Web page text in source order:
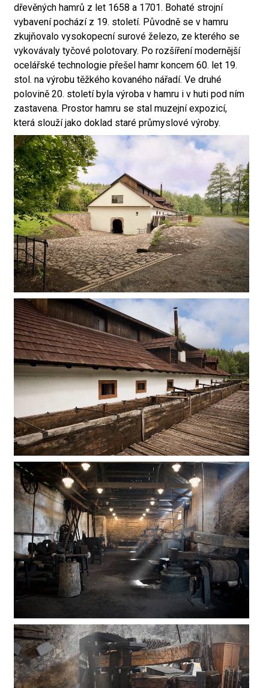
dřevěných hamrů z let 1658 a 1701. Bohaté strojní
vybavení pochází z 19. století. Původně se v hamru
zkujňovalo vysokopecní surové železo, ze kterého se
vykovávaly tyčové polotovary. Po rozšíření modernější
ocelářské technologie přešel hamr koncem 60. let 19.
stol. na výrobu těžkého kovaného nářadí. Ve druhé
polovině 20. století byla výroba v hamru i v huti pod ním
zastavena. Prostor hamru se stal muzejní expozicí,
která slouží jako doklad staré průmyslové výroby.